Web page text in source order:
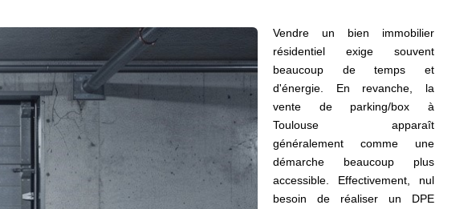
Vendre un bien immobilier
résidentiel exige souvent
beaucoup de temps et
d'énergie. En revanche, la
vente de parking/box à
Toulouse apparaît
généralement comme une
démarche beaucoup plus
accessible. Effectivement, nul
besoin de réaliser un DPE